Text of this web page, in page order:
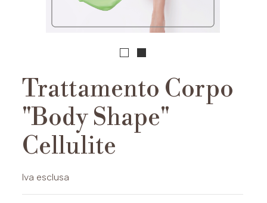
Trattamento Corpo
"Body Shape"
Cellulite
Iva esclusa